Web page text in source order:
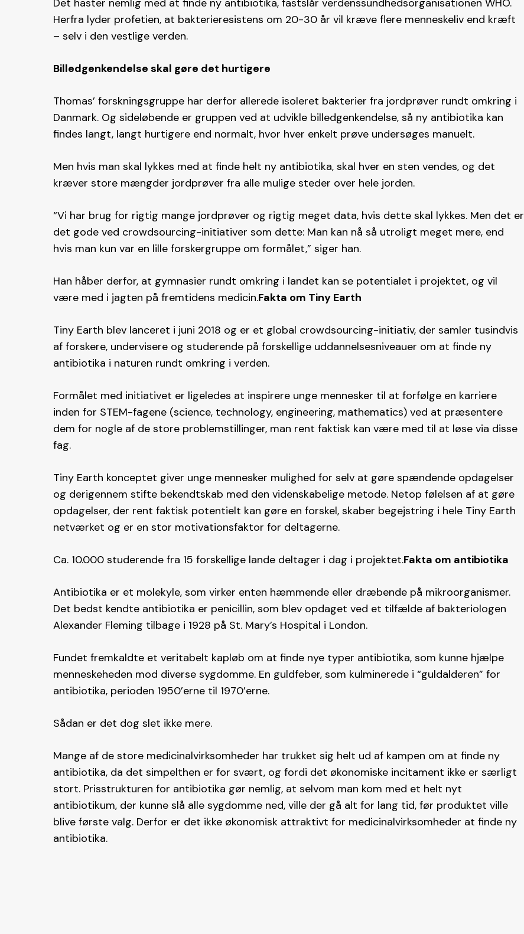
Det haster nemlig med at finde ny antibiotika, fastslår verdenssundhedsorganisationen WHO.
Herfra lyder profetien, at bakterieresistens om 20-30 år vil kræve flere menneskeliv end kræft
– selv i den vestlige verden.
Billedgenkendelse skal gøre det hurtigere
Thomas’ forskningsgruppe har derfor allerede isoleret bakterier fra jordprøver rundt omkring i
Danmark. Og sideløbende er gruppen ved at udvikle billedgenkendelse, så ny antibiotika kan
findes langt, langt hurtigere end normalt, hvor hver enkelt prøve undersøges manuelt.
Men hvis man skal lykkes med at finde helt ny antibiotika, skal hver en sten vendes, og det
kræver store mængder jordprøver fra alle mulige steder over hele jorden.
“Vi har brug for rigtig mange jordprøver og rigtig meget data, hvis dette skal lykkes. Men det er
det gode ved crowdsourcing-initiativer som dette: Man kan nå så utroligt meget mere, end
hvis man kun var en lille forskergruppe om formålet,” siger han.
Han håber derfor, at gymnasier rundt omkring i landet kan se potentialet i projektet, og vil
være med i jagten på fremtidens medicin.Fakta om Tiny Earth
Tiny Earth blev lanceret i juni 2018 og er et global crowdsourcing-initiativ, der samler tusindvis
af forskere, undervisere og studerende på forskellige uddannelsesniveauer om at finde ny
antibiotika i naturen rundt omkring i verden.
Formålet med initiativet er ligeledes at inspirere unge mennesker til at forfølge en karriere
inden for STEM-fagene (science, technology, engineering, mathematics) ved at præsentere
dem for nogle af de store problemstillinger, man rent faktisk kan være med til at løse via disse
fag.
Tiny Earth konceptet giver unge mennesker mulighed for selv at gøre spændende opdagelser
og derigennem stifte bekendtskab med den videnskabelige metode. Netop følelsen af at gøre
opdagelser, der rent faktisk potentielt kan gøre en forskel, skaber begejstring i hele Tiny Earth
netværket og er en stor motivationsfaktor for deltagerne.
Ca. 10.000 studerende fra 15 forskellige lande deltager i dag i projektet.Fakta om antibiotika
Antibiotika er et molekyle, som virker enten hæmmende eller dræbende på mikroorganismer.
Det bedst kendte antibiotika er penicillin, som blev opdaget ved et tilfælde af bakteriologen
Alexander Fleming tilbage i 1928 på St. Mary’s Hospital i London.
Fundet fremkaldte et veritabelt kapløb om at finde nye typer antibiotika, som kunne hjælpe
menneskeheden mod diverse sygdomme. En guldfeber, som kulminerede i “guldalderen” for
antibiotika, perioden 1950’erne til 1970’erne.
Sådan er det dog slet ikke mere.
Mange af de store medicinalvirksomheder har trukket sig helt ud af kampen om at finde ny
antibiotika, da det simpelthen er for svært, og fordi det økonomiske incitament ikke er særligt
stort. Prisstrukturen for antibiotika gør nemlig, at selvom man kom med et helt nyt
antibiotikum, der kunne slå alle sygdomme ned, ville der gå alt for lang tid, før produktet ville
blive første valg. Derfor er det ikke økonomisk attraktivt for medicinalvirksomheder at finde ny
antibiotika.